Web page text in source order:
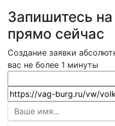
Запишитесь
прямо сейчас
Создание заявки
вас не более 1 минуты